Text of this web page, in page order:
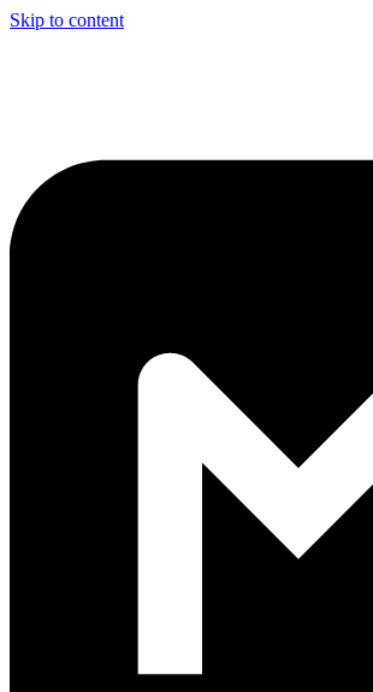
Skip to content